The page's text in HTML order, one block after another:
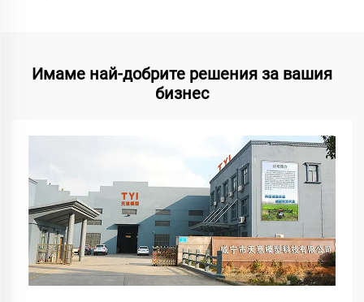
Имаме най-добрите решения за вашия
бизнес